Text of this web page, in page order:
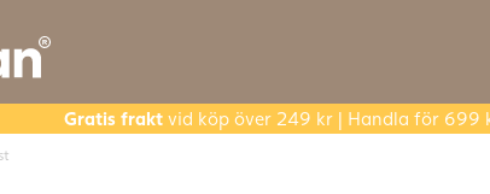
Gratis fraktvid köp över 249 kr | Handla för 699